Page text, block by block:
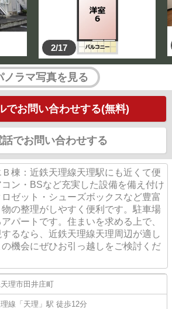
2/17
ノラマ写真を見る
でお問い合わせする(無料)
話でお問い合わせする
棟：近鉄天理線天理駅にも近くて便
ン・BSなど充実した設備を備え付け
ゼット・シューズボックスなど豊富
の整理がしやすく便利です。駐車場
パートです。住まいを求める上で、
るなら、近鉄天理線天理周辺が適し
機会にぜひお引っ越しをご検討くだ
天理市田井庄町
線 「 天理 」駅 徒歩12分